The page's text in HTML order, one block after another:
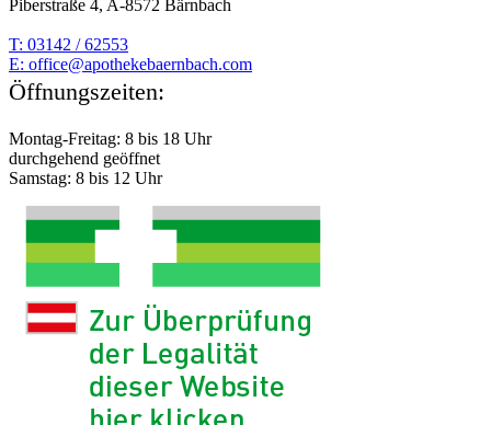
Piberstraße 4, A-8572 Bärnbach
T: 03142 / 62553
E: moc.hcabnreabekehtopa@eciffo
Öffnungszeiten:
Montag-Freitag: 8 bis 18 Uhr
durchgehend geöffnet
Samstag: 8 bis 12 Uhr